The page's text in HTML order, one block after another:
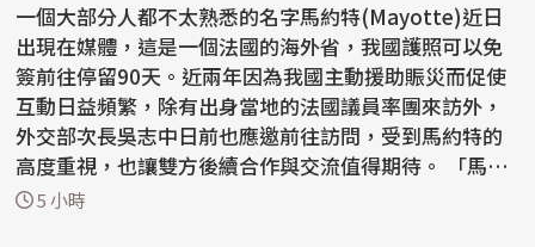
一個大部分人都不太熟悉的名字馬約特(Mayotte)近日
出現在媒體，這是一個法國的海外省，我國護照可以免
簽前往停留90天。近兩年因為我國主動援助賑災而促使
互動日益頻繁，除有出身當地的法國議員率團來訪外，
外交部次長吳志中日前也應邀前往訪問，受到馬約特的
高度重視，也讓雙方後續合作與交流值得期待。 「馬約
特島...
5 小時